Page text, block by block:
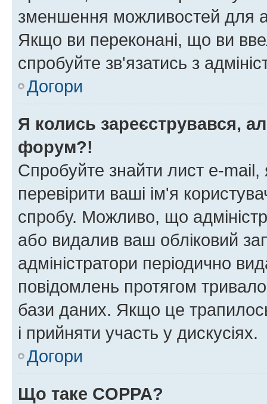
зменшення можливостей для
Якщо ви переконані, що ви
спробуйте зв'язатись з
Догори
Я колись зареєструвався,
форум?!
Спробуйте знайти лист e-mail,
перевірити ваші ім'я
спробу. Можливо, що
або видалив ваш обліковий
адміністратори періодично
повідомлень протягом
бази даних. Якщо це
і прийняти участь у дискусіях.
Догори
Що таке COPPA?